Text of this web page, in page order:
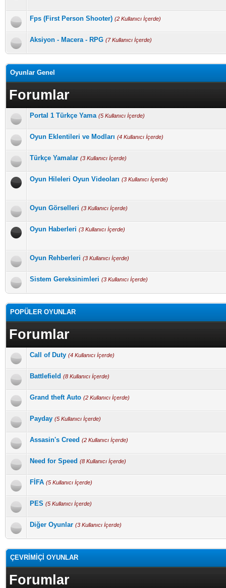
Fps (First Person Shooter) (2 Kullanıcı İçerde)
Aksiyon - Macera - RPG (7 Kullanıcı İçerde)
Oyunlar Genel
Forumlar
Portal 1 Türkçe Yama (5 Kullanıcı İçerde)
Oyun Eklentileri ve Modları (4 Kullanıcı İçerde)
Türkçe Yamalar (3 Kullanıcı İçerde)
Oyun Hileleri Oyun Videoları (3 Kullanıcı İçerde)
Oyun Görselleri (3 Kullanıcı İçerde)
Oyun Haberleri (3 Kullanıcı İçerde)
Oyun Rehberleri (3 Kullanıcı İçerde)
Sistem Gereksinimleri (3 Kullanıcı İçerde)
POPÜLER OYUNLAR
Forumlar
Call of Duty (4 Kullanıcı İçerde)
Battlefield (8 Kullanıcı İçerde)
Grand theft Auto (2 Kullanıcı İçerde)
Payday (5 Kullanıcı İçerde)
Assasin's Creed (2 Kullanıcı İçerde)
Need for Speed (8 Kullanıcı İçerde)
FİFA (5 Kullanıcı İçerde)
PES (5 Kullanıcı İçerde)
Diğer Oyunlar (3 Kullanıcı İçerde)
ÇEVRİMİÇİ OYUNLAR
Forumlar